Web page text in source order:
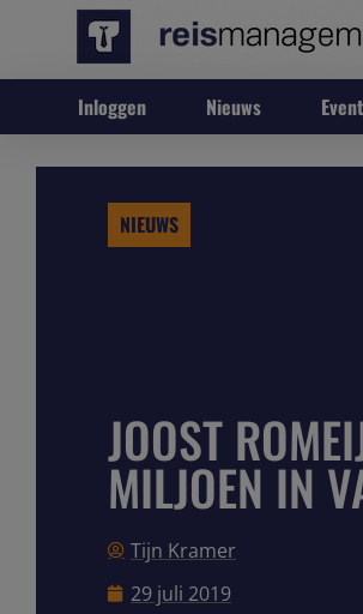
Inloggen Nieuws
NIEUWS
JOOST
MILJOEN IN
Tijn Kramer
29 juli 2019